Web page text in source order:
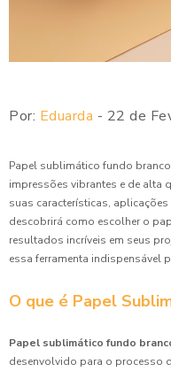
Por: Eduarda - 22 de
Papel sublimático fundo
impressões vibrantes e de alta
suas características,
descobrirá como escolher o
resultados incríveis em seus
essa ferramenta indispensável
O que é Papel
Papel sublimático fundo
desenvolvido para o processo